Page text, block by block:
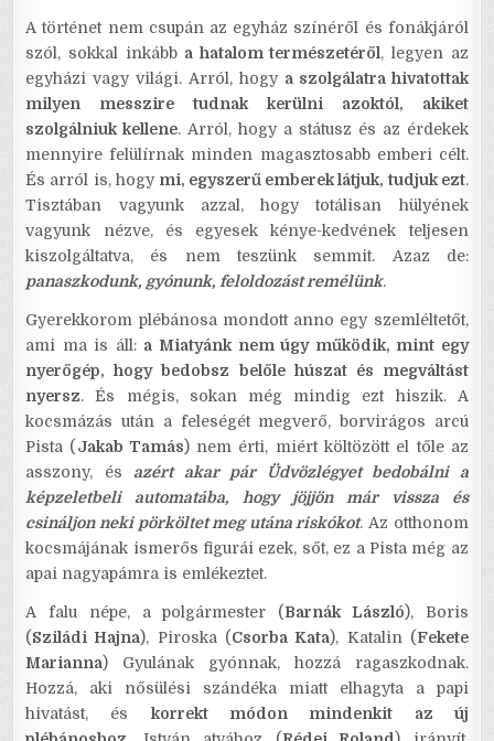
A történet nem csupán az egyház színéről és fonákjáról
szól, sokkal inkább a hatalom természetéről, legyen az
egyházi vagy világi. Arról, hogy a szolgálatra hivatottak
milyen messzire tudnak kerülni azoktól, akiket
szolgálniuk kellene. Arról, hogy a státusz és az érdekek
mennyire felülírnak minden magasztosabb emberi célt.
És arról is, hogy mi, egyszerű emberek látjuk, tudjuk ezt.
Tisztában vagyunk azzal, hogy totálisan hülyének
vagyunk nézve, és egyesek kénye-kedvének teljesen
kiszolgáltatva, és nem teszünk semmit. Azaz de:
panaszkodunk, gyónunk, feloldozást remélünk.
Gyerekkorom plébánosa mondott anno egy szemléltetőt,
ami ma is áll: a Miatyánk nem úgy működik, mint egy
nyerőgép, hogy bedobsz belőle húszat és megváltást
nyersz. És mégis, sokan még mindig ezt hiszik. A
kocsmázás után a feleségét megverő, borvirágos arcú
Pista ( Jakab Tamás) nem érti, miért költözött el tőle az
asszony, ésazért akar pár Üdvözlégyet bedobálni a
képzeletbeli automatába, hogy jöjjön már vissza és
csináljon neki pörköltet meg utána riskókot. Az otthonom
kocsmájának ismerős figurái ezek, sőt, ez a Pista még az
apai nagyapámra is emlékeztet.
A falu népe, a polgármester (Barnák László), Boris
(Sziládi Hajna), Piroska (Csorba Kata), Katalin (Fekete
Marianna) Gyulának gyónnak, hozzá ragaszkodnak.
Hozzá, aki nősülési szándéka miatt elhagyta a papi
hivatást, és korrekt módon mindenkit az új